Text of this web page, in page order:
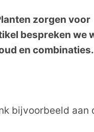
zorgen voor
bespreken we
en combinaties.
bijvoorbeeld aan